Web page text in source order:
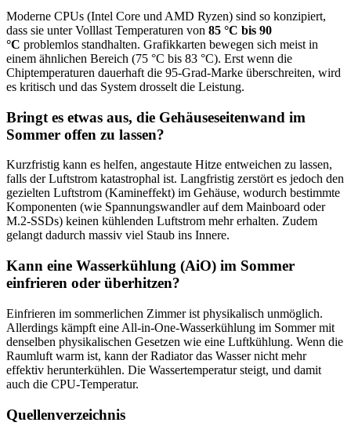
Moderne CPUs (Intel Core und AMD Ryzen) sind so konzipiert,
dass sie unter Volllast Temperaturen von 85 °C bis 90
°C problemlos standhalten. Grafikkarten bewegen sich meist in
einem ähnlichen Bereich (75 °C bis 83 °C). Erst wenn die
Chiptemperaturen dauerhaft die 95-Grad-Marke überschreiten, wird
es kritisch und das System drosselt die Leistung.
Bringt es etwas aus, die Gehäuseseitenwand im
Sommer offen zu lassen?
Kurzfristig kann es helfen, angestaute Hitze entweichen zu lassen,
falls der Luftstrom katastrophal ist. Langfristig zerstört es jedoch den
gezielten Luftstrom (Kamineffekt) im Gehäuse, wodurch bestimmte
Komponenten (wie Spannungswandler auf dem Mainboard oder
M.2-SSDs) keinen kühlenden Luftstrom mehr erhalten. Zudem
gelangt dadurch massiv viel Staub ins Innere.
Kann eine Wasserkühlung (AiO) im Sommer
einfrieren oder überhitzen?
Einfrieren im sommerlichen Zimmer ist physikalisch unmöglich.
Allerdings kämpft eine All-in-One-Wasserkühlung im Sommer mit
denselben physikalischen Gesetzen wie eine Luftkühlung. Wenn die
Raumluft warm ist, kann der Radiator das Wasser nicht mehr
effektiv herunterkühlen. Die Wassertemperatur steigt, und damit
auch die CPU-Temperatur.
Quellenverzeichnis